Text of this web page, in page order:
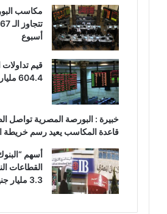
مكاسب
أسبوع
قيم تداولات
604.4 مليار جنيه فى أسبوع
خبيرة : البورصة المصرية تواصل
قاعدة المكاسب يعيد رسم خريطة
أسهم
القطاعات
3.3 مليار جنيه